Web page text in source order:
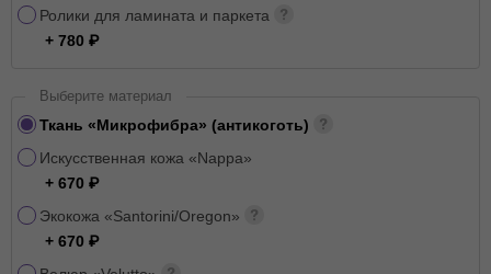
Ролики для ламината и паркета
+ 780
Выберите материал
Ткань «Микрофибра» (антикоготь)
Искусственная кожа «Nappa»
+ 670
Экокожа «Santorini/Oregon»
+ 670